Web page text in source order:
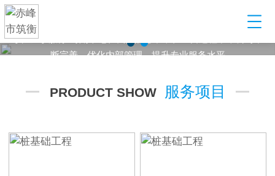
某某建筑工程有限公司，以起重设备租赁起步，到目前发展为业
PRODUCT SHOW 服务项目